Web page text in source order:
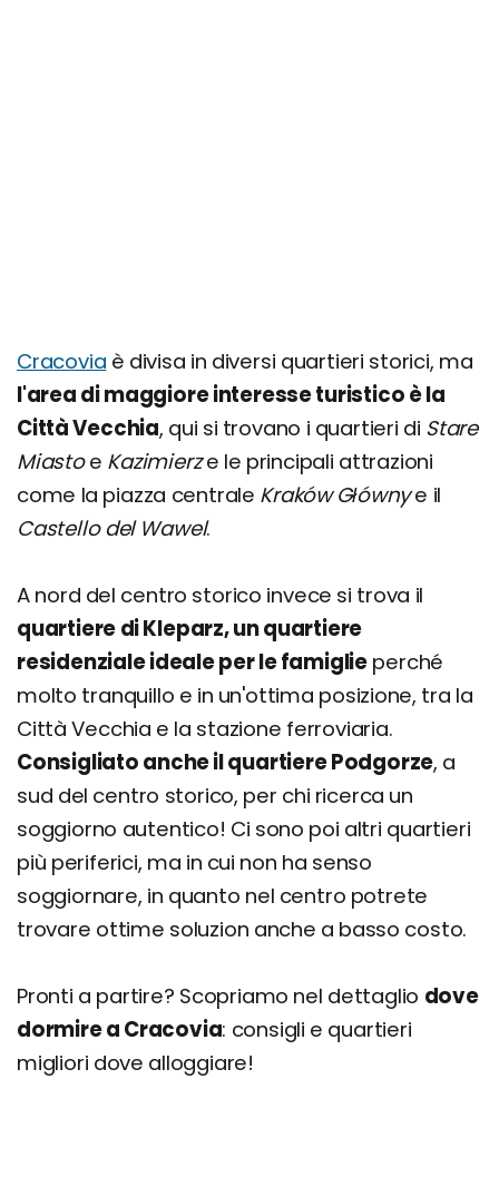
Cracovia è divisa in diversi quartieri storici, ma
l'area di maggiore interesse turistico è la
Città Vecchia, qui si trovano i quartieri di Stare
Miastoe Kazimierze le principali attrazioni
come la piazza centrale Kraków Głównye il
Castello del Wawel.
A nord del centro storico invece si trova il
quartiere di Kleparz, un quartiere
residenziale ideale per le famiglie perché
molto tranquillo e in un'ottima posizione, tra la
Città Vecchia e la stazione ferroviaria.
Consigliato anche il quartiere Podgorze, a
sud del centro storico, per chi ricerca un
soggiorno autentico! Ci sono poi altri quartieri
più periferici, ma in cui non ha senso
soggiornare, in quanto nel centro potrete
trovare ottime soluzion anche a basso costo.
Pronti a partire? Scopriamo nel dettaglio dove
dormire a Cracovia: consigli e quartieri
migliori dove alloggiare!